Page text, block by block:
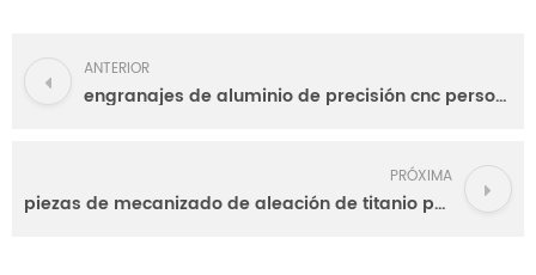
ANTERIOR
engranajes de aluminio de precisión cnc personalizados con chorro de arena y anodizado
PRÓXIMA
piezas de mecanizado de aleación de titanio personalizadas de fresado cnc de 5 ejes